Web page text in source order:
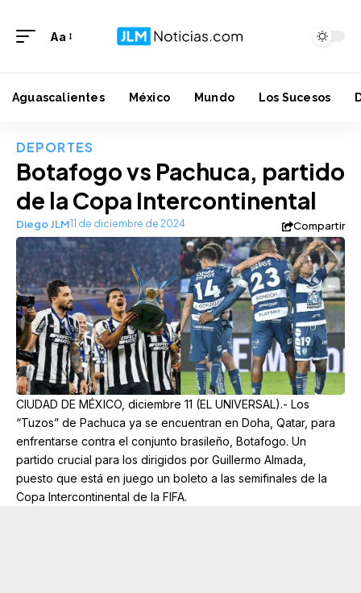
Aa
Aguascalientes México Mundo Los Sucesos
DEPORTES
Botafogo vs Pachuca, partido
de la Copa Intercontinental
Diego JLM11 de diciembre de 2024 Compartir
CIUDAD DE MÉXICO, diciembre 11 (EL UNIVERSAL).- Los
“Tuzos” de Pachuca ya se encuentran en Doha, Qatar, para
enfrentarse contra el conjunto brasileño, Botafogo. Un
partido crucial para los dirigidos por Guillermo Almada,
puesto que está en juego un boleto a las semifinales de la
Copa Intercontinental de la FIFA.